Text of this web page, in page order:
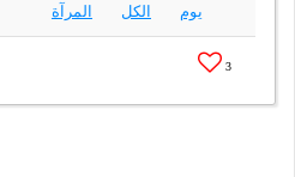
يوم الكل المرآة
3